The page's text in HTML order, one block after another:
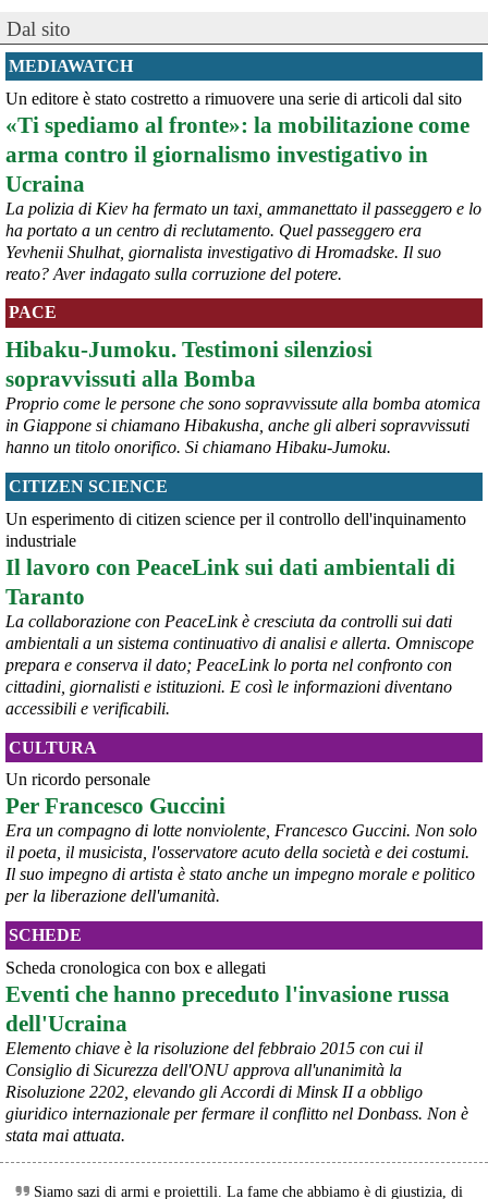
@peacelink - 9/8/2026 10:48
Oggi, 9 agosto, si celebra la Giornata internazionale dei popoli
indigeni, istituita dall'ONU nel 1994 per valorizzare il contributo
unico che essi danno alla diversità umana e promuovere la
protezione dei loro diritti umani e territoriali.
Dare visibilità ai gravi problemi che gli oltre 476 milioni di indigeni
devono affrontare a causa delle azioni predatorie altrui è
necessario per il loro futuro.
Survival International info@survival.it
dirittiglobali dirittiumani
@peacelink - 9/8/2026 10:46
Da Luisa Morgantini, presidente di AssopacePalestina (per contatti:
lmorgantiniassopace@gmail.com)
A Supino, in provincia di Frosinone, al centro di AssopacePalestina
"Bab el Sham" (la  porta del sole), dal 16 al 23 agosto 2026, 60
studentesse e studenti di Gaza, che hanno avuto scholarship da
diverse Universita' italiane, si incontreranno per conoscersi,
scambiare idee, essere di reciproco aiuto, per condividere la loro
situazione, i bisogni e le necessita'.
dirittiglobali Palestina
@peacelink - 9/8/2026 10:43
Ivrea, 232° Presidio per la Pace di Sabato 8° agosto 2026 - Report
fotografico
#pace #pcknews
Dal sito
MEDIAWATCH
Un editore è stato costretto a rimuovere una serie di articoli dal sito
«Ti spediamo al fronte»: la mobilitazione come
arma contro il giornalismo investigativo in
Ucraina
La polizia di Kiev ha fermato un taxi, ammanettato il passeggero e lo
ha portato a un centro di reclutamento. Quel passeggero era
Yevhenii Shulhat, giornalista investigativo di Hromadske. Il suo
reato? Aver indagato sulla corruzione del potere.
PACE
Hibaku-Jumoku. Testimoni silenziosi
sopravvissuti alla Bomba
Proprio come le persone che sono sopravvissute alla bomba atomica
in Giappone si chiamano Hibakusha, anche gli alberi sopravvissuti
hanno un titolo onorifico. Si chiamano Hibaku-Jumoku.
CITIZEN SCIENCE
Un esperimento di citizen science per il controllo dell'inquinamento
industriale
Il lavoro con PeaceLink sui dati ambientali di
Taranto
La collaborazione con PeaceLink è cresciuta da controlli sui dati
ambientali a un sistema continuativo di analisi e allerta. Omniscope
prepara e conserva il dato; PeaceLink lo porta nel confronto con
cittadini, giornalisti e istituzioni. E così le informazioni diventano
accessibili e verificabili.
CULTURA
Un ricordo personale
Per Francesco Guccini
Era un compagno di lotte nonviolente, Francesco Guccini. Non solo
il poeta, il musicista, l'osservatore acuto della società e dei costumi.
Il suo impegno di artista è stato anche un impegno morale e politico
per la liberazione dell'umanità.
SCHEDE
Scheda cronologica con box e allegati
Eventi che hanno preceduto l'invasione russa
dell'Ucraina
Elemento chiave è la risoluzione del febbraio 2015 con cui il
Consiglio di Sicurezza dell'ONU approva all'unanimità la
Risoluzione 2202, elevando gli Accordi di Minsk II a obbligo
giuridico internazionale per fermare il conflitto nel Donbass. Non è
stata mai attuata.
Siamo sazi di armi e proiettili. La fame che abbiamo è di giustizia, di